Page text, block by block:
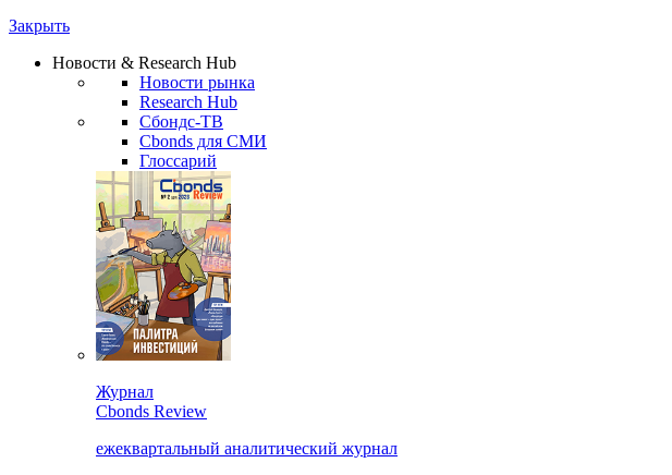
Закрыть
Новости & Research Hub
Новости рынка
Research Hub
Сбондс-ТВ
Cbonds для СМИ
Глоссарий
Журнал
Cbonds Review
ежеквартальный аналитический журнал